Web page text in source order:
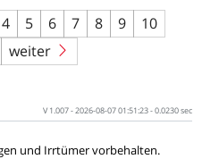
4 5 6 7 8 9
10
weiter
V 1.007-2026-08-0701:51:23-0.0230sec
und Irrtümervorbehalten.